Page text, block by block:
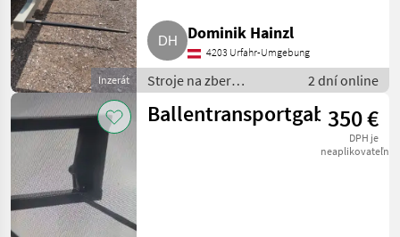
Fritz
2
Ballenboy
1
MARKETPLACE
Marketplace
Nabídky
Inzerát
Dominik Hainzl
4203 Urfahr-Umgebung
Stroje na zber
objemových krmív /
transportéry balíkov
2 dní online
Ballentransportgabel350 €
DPH je
neaplikovateľné